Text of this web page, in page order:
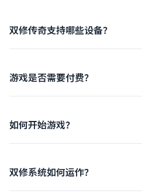
双修传奇支持哪些设备？
游戏是否需要付费？
如何开始游戏？
手玩家会获得丰厚的新手礼包。
双修系统如何运作？